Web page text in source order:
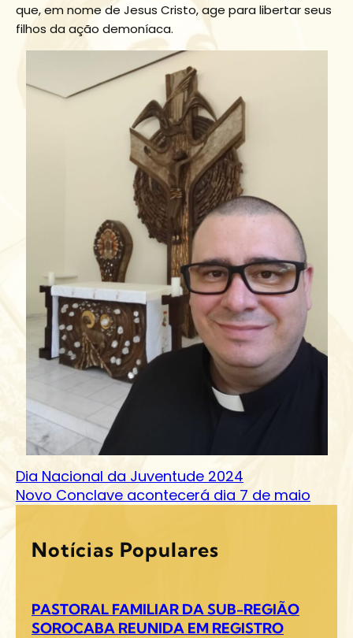
que, em nome de Jesus Cristo, age para libertar seus
filhos da ação demoníaca.
Dia Nacional da Juventude 2024
Novo Conclave acontecerá dia 7 de maio
Notícias Populares
PASTORAL FAMILIAR DA SUB-REGIÃO
SOROCABA REUNIDA EM REGISTRO